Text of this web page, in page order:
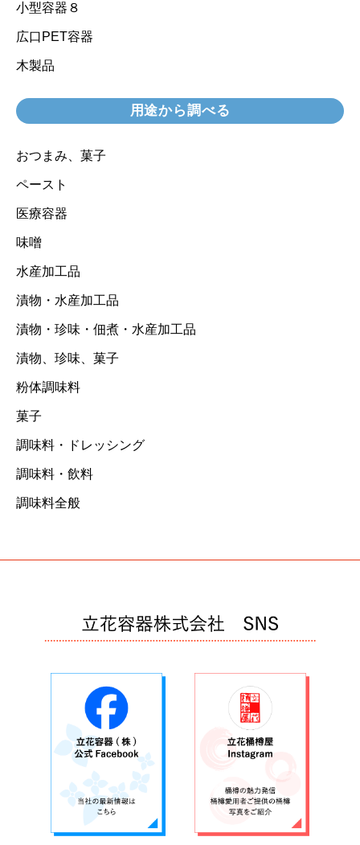
小型容器８
広口PET容器
木製品
用途から調べる
おつまみ、菓子
ペースト
医療容器
味噌
水産加工品
漬物・水産加工品
漬物・珍味・佃煮・水産加工品
漬物、珍味、菓子
粉体調味料
菓子
調味料・ドレッシング
調味料・飲料
調味料全般